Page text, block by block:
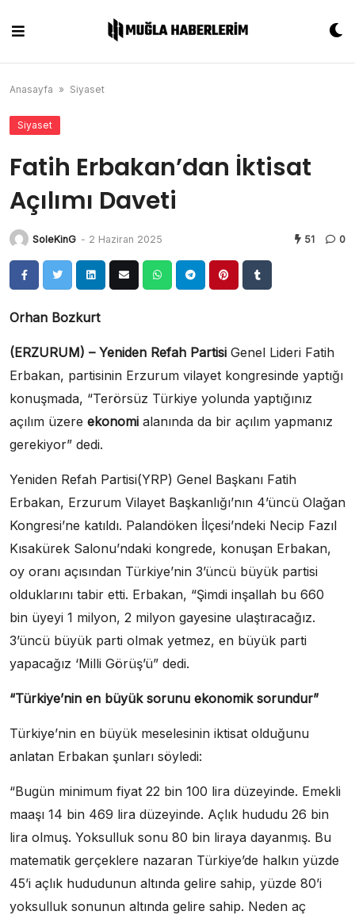
content
Anasayfa » Siyaset
Siyaset
Fatih Erbakan’dan İktisat
Açılımı Daveti
SoleKinG - 2 Haziran 2025 51 0
Orhan Bozkurt
(ERZURUM) – Yeniden Refah Partisi Genel Lideri Fatih
Erbakan, partisinin Erzurum vilayet kongresinde yaptığı
konuşmada, “Terörsüz Türkiye yolunda yaptığınız
açılım üzere ekonomi alanında da bir açılım yapmanız
gerekiyor” dedi.
Yeniden Refah Partisi(YRP) Genel Başkanı Fatih
Erbakan, Erzurum Vilayet Başkanlığı’nın 4’üncü Olağan
Kongresi’ne katıldı. Palandöken İlçesi’ndeki Necip Fazıl
Kısakürek Salonu’ndaki kongrede, konuşan Erbakan,
oy oranı açısından Türkiye’nin 3’üncü büyük partisi
olduklarını tabir etti. Erbakan, “Şimdi inşallah bu 660
bin üyeyi 1 milyon, 2 milyon gayesine ulaştıracağız.
3’üncü büyük parti olmak yetmez, en büyük parti
yapacağız ‘Milli Görüş’ü” dedi.
“Türkiye’nin en büyük sorunu ekonomik sorundur”
Türkiye’nin en büyük meselesinin iktisat olduğunu
anlatan Erbakan şunları söyledi:
“Bugün minimum fiyat 22 bin 100 lira düzeyinde. Emekli
maaşı 14 bin 469 lira düzeyinde. Açlık hududu 26 bin
lira olmuş. Yoksulluk sonu 80 bin liraya dayanmış. Bu
matematik gerçeklere nazaran Türkiye’de halkın yüzde
45’i açlık hududunun altında gelire sahip, yüzde 80’i
yoksulluk sonunun altında gelire sahip. Neden aç